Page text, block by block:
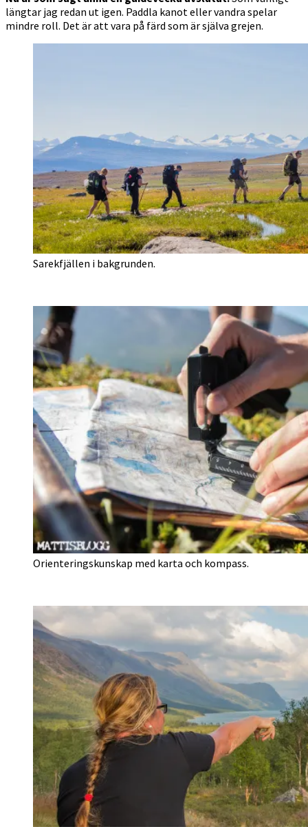
längtar jag redan ut igen. Paddla kanot eller vandra spelar
mindre roll. Det är att vara på färd som är själva grejen.
Sarekfjällen i bakgrunden.
Orienteringskunskap med karta och kompass.